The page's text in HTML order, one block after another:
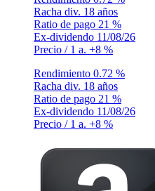
Racha div. 18 años
Ratio de pago 21 %
Ex-dividendo 11/08/26
Precio / 1 a. +8 %
Rendimiento 0.72 %
Racha div. 18 años
Ratio de pago 21 %
Ex-dividendo 11/08/26
Precio / 1 a. +8 %